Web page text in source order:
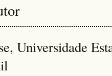
Universidade